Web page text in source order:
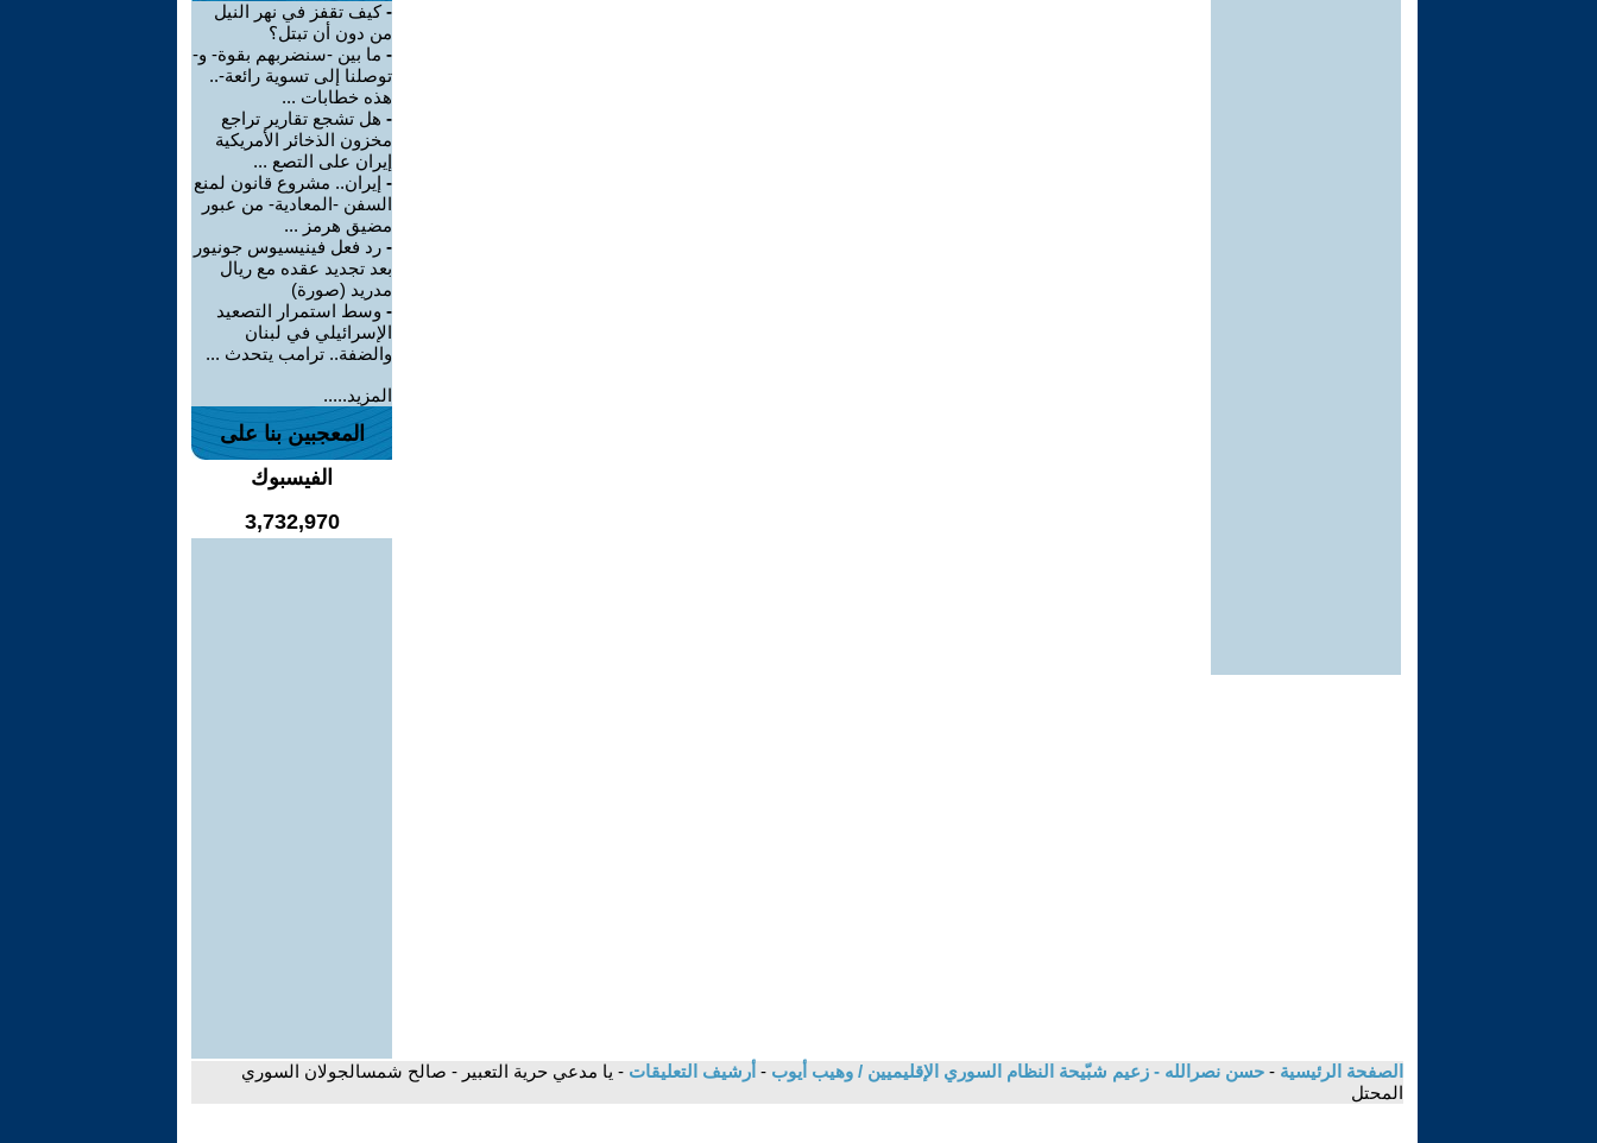
-كيف تقفز في نهر النيل
من دون أن تبتل؟
- ما بين -سنضربهم بقوة- و-
توصلنا إلى تسوية رائعة-..
هذه خطابات ...
- هل تشجع تقارير تراجع
مخزون الذخائر الأمريكية
إيران على التصع ...
- إيران.. مشروع قانون لمنع
السفن -المعادية- من عبور
مضيق هرمز ...
- رد فعل فينيسيوس جونيور
بعد تجديد عقده مع ريال
مدريد (صورة)
- وسط استمرار التصعيد
الإسرائيلي في لبنان
والضفة.. ترامب يتحدث ...
المزيد.....
المعجبين بنا على
الفيسبوك
3,732,970
الصفحة الرئيسية - حسن نصرالله - زعيم شبّيحة النظام السوري الإقليميين / وهيب أيوب - أرشيف التعليقات - يا مدعي حرية التعبير - صالح شمسالجولان السوري
المحتل